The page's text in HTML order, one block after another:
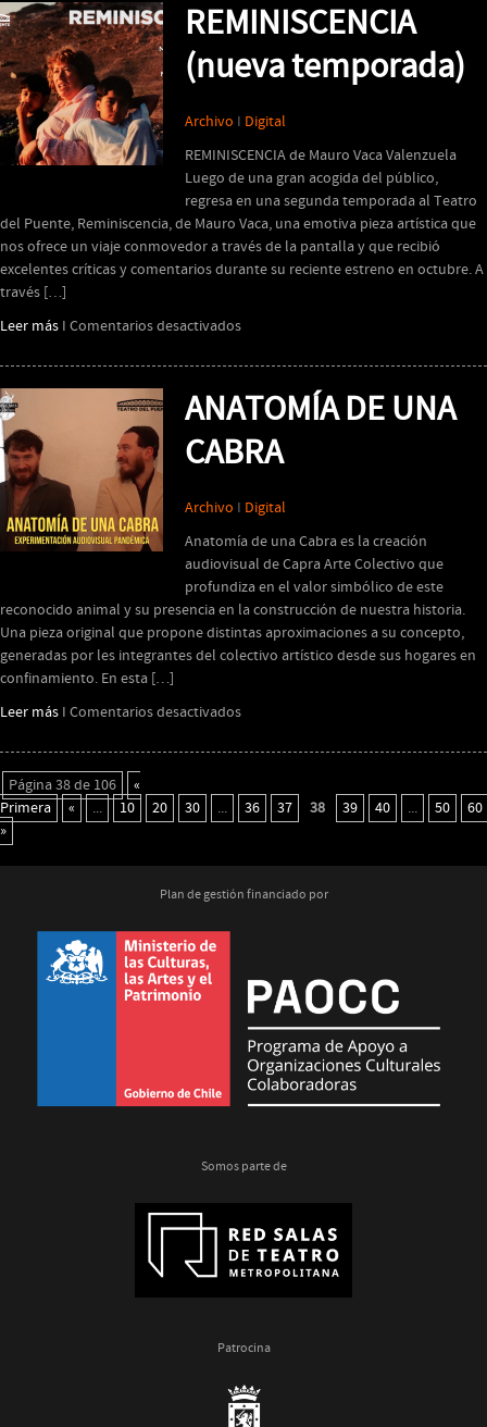
cortometraje
de
ficción
y
REMINISCENCIA
(nueva temporada)
Archivo I Digital
REMINISCENCIA de Mauro Vaca Valenzuela
Luego de una gran acogida del público,
regresa en una segunda temporada al Teatro
del Puente, Reminiscencia, de Mauro Vaca, una emotiva pieza artística que
nos ofrece un viaje conmovedor a través de la pantalla y que recibió
excelentes críticas y comentarios durante su reciente estreno en octubre. A
través […]
Leer más I Comentarios desactivadosen
(nueva
temporada)
ANATOMÍA DE UNA
CABRA
Archivo I Digital
Anatomía de una Cabra es la creación
audiovisual de Capra Arte Colectivo que
profundiza en el valor simbólico de este
reconocido animal y su presencia en la construcción de nuestra historia.
Una pieza original que propone distintas aproximaciones a su concepto,
generadas por les integrantes del colectivo artístico desde sus hogares en
confinamiento. En esta […]
Leer más I Comentarios desactivadosen
DE
CABRA
Página 38 de 106
«
Primera
« ... 10 20 30 ... 36 37 38 39 40 ... 50
60
»
Plan de gestión financiado por
Somos parte de
Patrocina